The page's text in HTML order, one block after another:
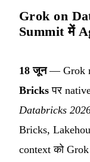
Grok on
Summit में
18 जून— Grok
Bricks पर
Databricks
Bricks,
context को